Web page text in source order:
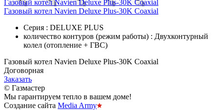
Газовый котел Navien Deluxe Plus-30K Coaxial
Газовый котел Navien Deluxe Plus-30K Coaxial
Серия : DELUXE PLUS
количество контуров (режим работы) : Двухконтурный
колел (отопление + ГВС)
Газовый котел Navien Deluxe Plus-30K Coaxial
Договорная
Заказать
© Газмастер
Мы гарантируем тепло в вашем доме!
Создание сайта Media Army